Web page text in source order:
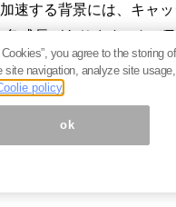
速する背景には、キャ
急成長があります。なぜ
トの1つに成り下がって
します。（『
you agree to the storing
site navigation, analyze site
policy
ok